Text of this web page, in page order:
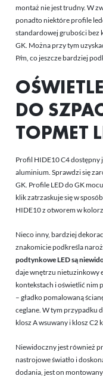
montaż nie jest trudny. W
ponadto niektóre profile
standardowej grubości bez
GK. Można przy tym
P/m, co jeszcze bardziej
DO
TOPMET
Profil HIDE10 C4 dostępny
aluminium. Sprawdzi się
GK. Profile LED do GK
klik zatrzaskuje się w
HIDE10 z otworem w
Nieco inny, bardziej
znakomicie podkreśla
podtynkowe LED są
daje wnętrzu nietuzinkowy
kontekstach i oświetlić nim
– gładko pomalowaną
ceglane. W tym przypadku
klosz A wsuwany i klosz C2
Niewidoczny jest również
nastrojowe światło i
dodania, jest on